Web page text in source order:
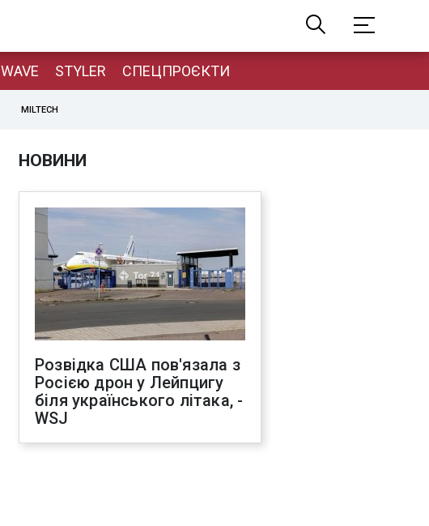
WAVE STYLER СПЕЦПРОЄКТИ
MILTECH
НОВИНИ
Розвідка США пов'язала з
Росією дрон у Лейпцигу
біля українського літака, -
WSJ